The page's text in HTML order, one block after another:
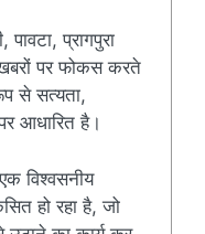
प्रागपुरा
पर फोकस करते
से सत्यता,
आधारित है।
विश्वसनीय
हो रहा है, जो